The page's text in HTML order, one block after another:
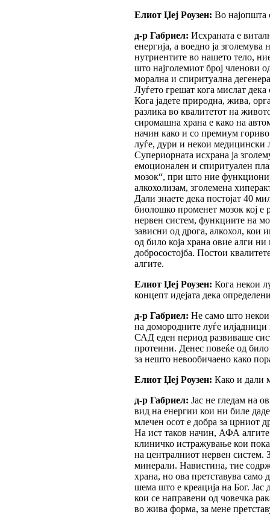
Елиот Џеј Роузен: Во најопшта
д-р Габриел: Исхраната е
енергија, а воедно ја
нутриентите во нашето тело,
што најголемиот број членови
морална и спиритуална
Луѓето грешат кога мислат
Кога јадете природна, жива,
разлика во квалитетот на
сиромашна храна е како на
начин како и со премиум
луѓе, дури и некои медицински
Супериорната исхрана ја
емоционален и спиритуален
мозок“, при што ние
алкохолизам, зголемена
Дали знаете дека постојат 40
биолошко променет мозок кој е
нервен систем, функциите на
зависни од дрога, алкохол, кои
од било која храна овие алги
добросостојба. Постои
алгите.
Елиот Џеј Роузен: Кога некои
концепт идејата дека
д-р Габриел: Не само што некои
на домородните луѓе
САД еден период развиваше
протеини. Денес повеќе од било
за нешто невообичаено како
Елиот Џеј Роузен: Како и дали
д-р Габриел: Јас не гледам на
вид на енергии кои ни биле
млечен осот е добра за црниот
На ист таков начин, АФА алгите
клиничко истражување кои
на централниот нервен
минерали. Навистина, тие
храна, но ова претставува
шема што е креација на Бог. Јас
кои се направени од човечка
во жива форма, за мене